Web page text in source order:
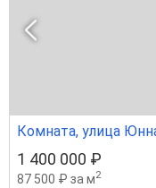
Комната, улица
1 400 000 ₽
87 500 ₽ за м2